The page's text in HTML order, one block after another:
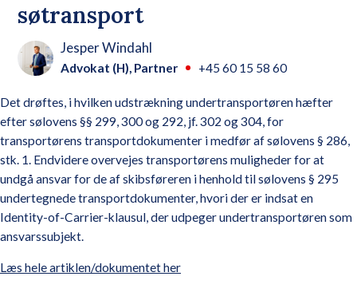
søtransport
Jesper Windahl
Advokat (H), Partner +45 60 15 58 60
Det drøftes, i hvilken udstrækning undertransportøren hæfter
efter sølovens §§ 299, 300 og 292, jf. 302 og 304, for
transportørens transportdokumenter i medfør af sølovens § 286,
stk. 1. Endvidere overvejes transportørens muligheder for at
undgå ansvar for de af skibsføreren i henhold til sølovens § 295
undertegnede transportdokumenter, hvori der er indsat en
Identity-of-Carrier-klausul, der udpeger undertransportøren som
ansvarssubjekt.
Læs hele artiklen/dokumentet her